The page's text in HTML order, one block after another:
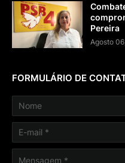
Pereira
Agosto
FORMULÁRIO DE